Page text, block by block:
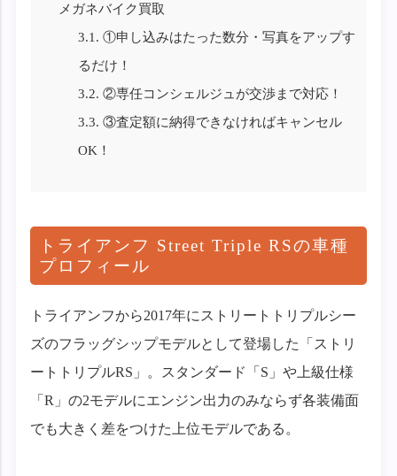
メガネバイク買取
3.1. ①申し込みはたった数分・写真をアップす
るだけ！
3.2. ②専任コンシェルジュが交渉まで対応！
3.3. ③査定額に納得できなければキャンセル
OK！
トライアンフ Street Triple RSの車種
プロフィール
トライアンフから2017年にストリートトリプルシー
ズのフラッグシップモデルとして登場した「ストリ
ートトリプルRS」。スタンダード「S」や上級仕様
「R」の2モデルにエンジン出力のみならず各装備面
でも大きく差をつけた上位モデルである。